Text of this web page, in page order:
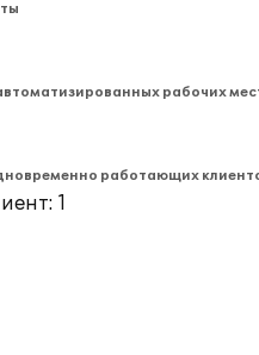
рабочих
работающих
1